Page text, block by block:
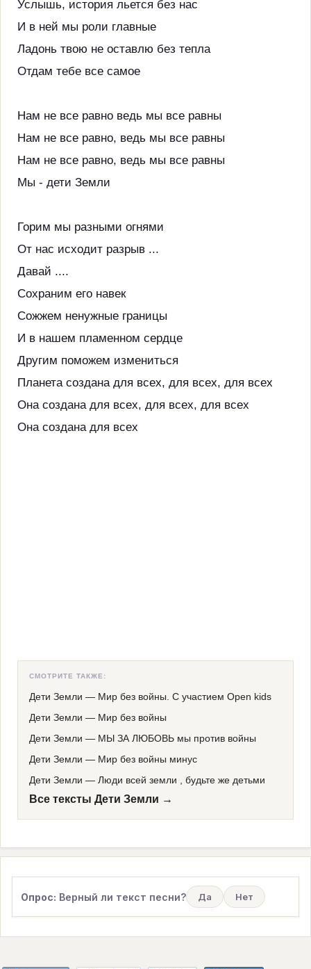
Услышь, история льется без нас
И в ней мы роли главные
Ладонь твою не оставлю без тепла
Отдам тебе все самое
Нам не все равно ведь мы все равны
Нам не все равно, ведь мы все равны
Нам не все равно, ведь мы все равны
Мы - дети Земли
Горим мы разными огнями
От нас исходит разрыв ...
Давай ....
Сохраним его навек
Сожжем ненужные границы
И в нашем пламенном сердце
Другим поможем измениться
Планета создана для всех, для всех, для всех
Она создана для всех, для всех, для всех
Она создана для всех
СМОТРИТЕ ТАКЖЕ:
Дети Земли — Мир без войны. С участием Open kids
Дети Земли — Мир без войны
Дети Земли — МЫ ЗА ЛЮБОВЬ мы против войны
Дети Земли — Мир без войны минус
Дети Земли — Люди всей земли , будьте же детьми
Все тексты Дети Земли →
Опрос: Верный ли текст песни? Да Нет